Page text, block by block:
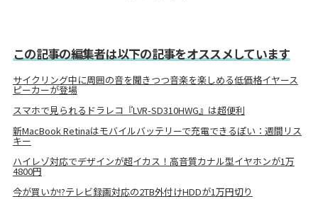
この記事の編集者は以下の記事をオススメしています
サイクリング中に周囲の音を聞きつつ音楽を楽しめる低価格イヤース
ピーカーが登場
スマホで見られるドラレコ『LVR-SD310HWG』は超便利
新MacBook Retinaはモバイルバッテリーで充電できるぽい：週間リス
キー
ハイレゾ対応でデザインが超イカス！高音質カナル型イヤホンが1万
4800円
今が買いか!?テレビ録画対応の2TB外付けHDDが1万円切り